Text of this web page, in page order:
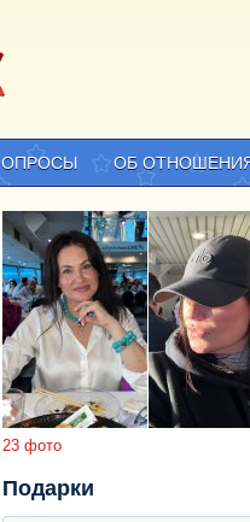
ОПРОСЫ ОБ
23 фото
Подарки